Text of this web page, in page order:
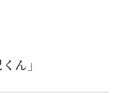
ん」